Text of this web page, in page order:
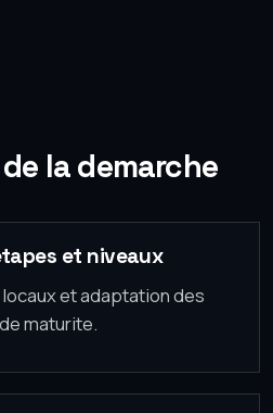
la demarche
et niveaux
et adaptation des
maturite.